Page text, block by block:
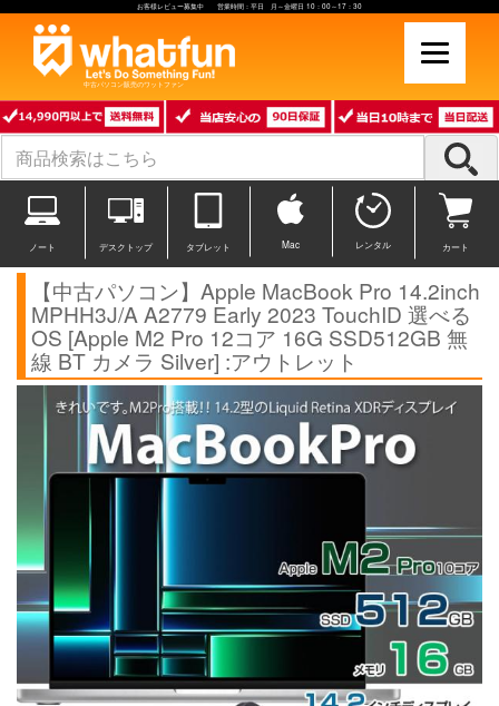
お客様レビュー募集中 営業時間：平日 月～金曜日 10：00～17：30
中古パソコン販売のワットファン
ノート デスクトップ タブレット Mac レンタル カート
【中古パソコン】Apple MacBook Pro 14.2inch
MPHH3J/A A2779 Early 2023 TouchID 選べる
OS [Apple M2 Pro 12コア 16G SSD512GB 無
線 BT カメラ Silver] :アウトレット